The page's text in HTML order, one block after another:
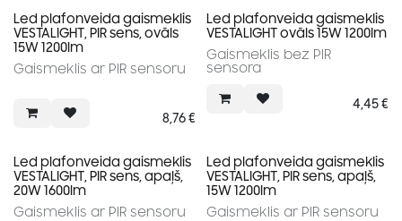
Led plafonveida gaismeklis
VESTALIGHT, PIR sens, ovāls
15W 1200lm
Gaismeklis ar PIR sensoru
8,76€
Led plafonveida gaismeklis
VESTALIGHT ovāls 15W 1200lm
Gaismeklis bez PIR
sensora
4,45€
Led plafonveida gaismeklis
VESTALIGHT, PIR sens, apaļš,
20W 1600lm
Gaismeklis ar PIR sensoru
Led plafonveida gaismeklis
VESTALIGHT, PIR sens, apaļš,
15W 1200lm
Gaismeklis ar PIR sensoru